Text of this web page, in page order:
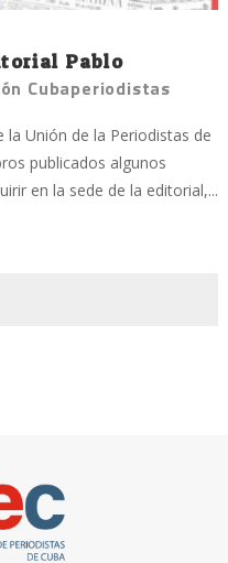
Pablo
Cubaperiodistas
Unión de la Periodistas de
publicados algunos
en la sede de la editorial,...